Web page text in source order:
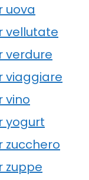
uova
vellutate
verdure
viaggiare
vino
yogurt
zucchero
zuppe